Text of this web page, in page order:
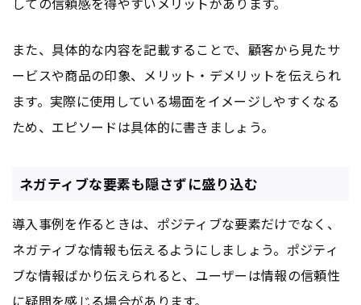
また、具体的な内容を記載することで、顧客から見たサ
ービスや商品の印象、メリット・デメリットを伝えられ
ます。実際に使用している場面をイメージしやすくなる
ため、エピソードは具体的に書きましょう。
ネガティブな要素も隠さずに盛り込む
導入事例を作るときは、ポジティブな要素だけでなく、
ネガティブな情報も伝えるようにしましょう。ポジティ
ブな情報ばかり伝えられると、ユーザーは情報の信頼性
に疑問を感じる場合があります。